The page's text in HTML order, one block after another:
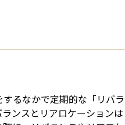
るなかで定期的な「リバラ
ンスとリアロケーションは